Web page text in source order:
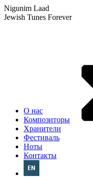
Nigunim Laad
Jewish Tunes Forever
О нас
Композиторы
Хранители
Фестиваль
Ноты
Контакты